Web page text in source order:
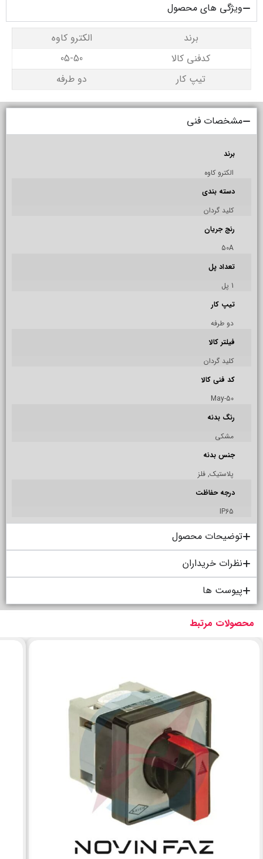
ویژگی های محصول
برند
الکترو کاوه
کدفنی کالا
05-50
تیپ کار
دو طرفه
مشخصات فنی
برند
الکترو کاوه
دسته بندی
کلید گردان
رنج جریان
50A
تعداد پل
1 پل
تیپ کار
دو طرفه
فیلتر کالا
کلید گردان
کد فنی کالا
May-50
رنگ بدنه
مشکی
جنس بدنه
پلاستيک, فلز
درجه حفاظت
IP65
توضیحات محصول
نظرات خریداران
پیوست ها
محصولات مرتبط